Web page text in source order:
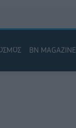
BN MAGAZINE